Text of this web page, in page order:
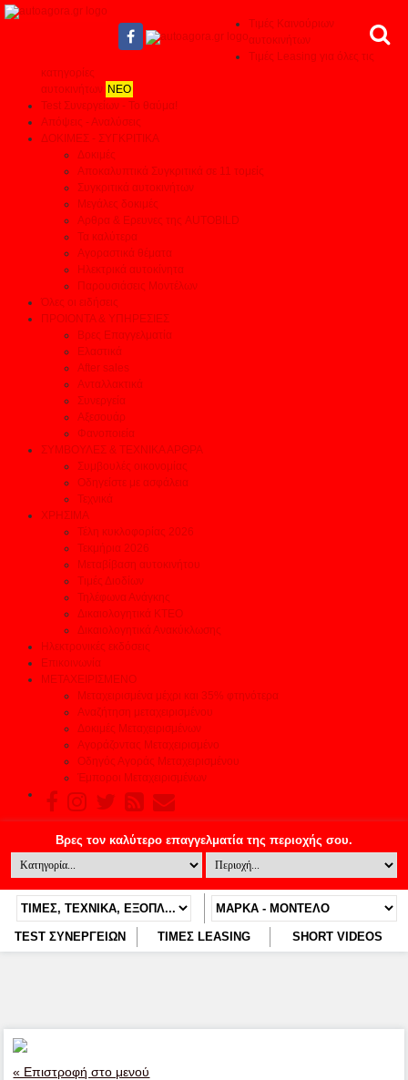
Τιμές Καινούριων
αυτοκινήτων
Τιμές Leasing για όλες τις
κατηγορίες
αυτοκινήτων ΝΕΟ
Test Συνεργείων - Το θαύμα!
Απόψεις - Αναλύσεις
ΔΟΚΙΜΕΣ - ΣΥΓΚΡΙΤΙΚΑ
Δοκιμές
Αποκαλυπτικά Συγκριτικά σε 11 τομείς
Συγκριτικά αυτοκινήτων
Μεγάλες δοκιμές
Αρθρα & Ερευνες της AUTOBILD
Τα καλύτερα
Αγοραστικά θέματα
Ηλεκτρικά αυτοκίνητα
Παρουσιάσεις Μοντέλων
Όλες οι ειδήσεις
ΠΡΟΙΟΝΤΑ & ΥΠΗΡΕΣΙΕΣ
Βρες Επαγγελματία
Ελαστικά
After sales
Ανταλλακτικά
Συνεργεία
Αξεσουάρ
Φανοποιεία
ΣΥΜΒΟΥΛΕΣ & ΤΕΧΝΙΚΑ ΑΡΘΡΑ
Συμβουλές οικονομίας
Οδηγείστε με ασφάλεια
Τεχνικά
ΧΡΗΣΙΜΑ
Τέλη κυκλοφορίας 2026
Τεκμήρια 2026
Μεταβίβαση αυτοκινήτου
Τιμές Διοδίων
Τηλέφωνα Ανάγκης
Δικαιολογητικά ΚΤΕΟ
Δικαιολογητικά Ανακύκλωσης
Ηλεκτρονικές εκδόσεις
Επικοινωνία
ΜΕΤΑΧΕΙΡΙΣΜΕΝΟ
Μεταχειρισμένα μέχρι και 35% φτηνότερα
Αναζήτηση μεταχειρισμένου
Δοκιμές Μεταχειρισμένων
Αγοράζοντας Μεταχειρισμένο
Οδηγός Αγοράς Μεταχειρισμένου
Έμποροι Μεταχειρισμένων
TEST ΣΥΝΕΡΓΕΙΩΝ ΤΙΜΕΣ LEASING SHORT VIDEOS
« Επιστροφή στο μενού